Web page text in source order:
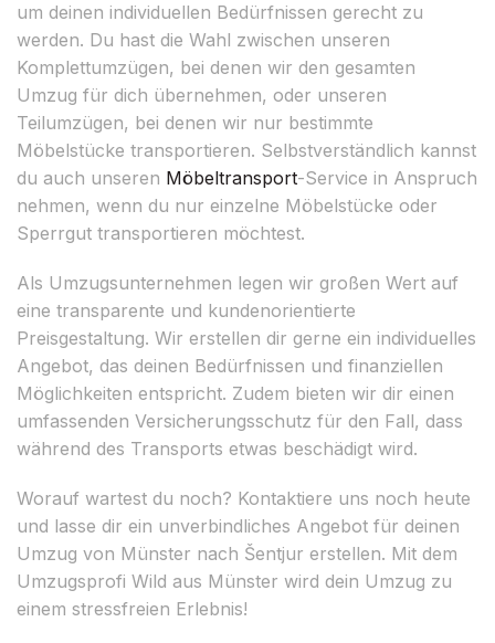
um deinen individuellen Bedürfnissen gerecht zu
werden. Du hast die Wahl zwischen unseren
Komplettumzügen, bei denen wir den gesamten
Umzug für dich übernehmen, oder unseren
Teilumzügen, bei denen wir nur bestimmte
Möbelstücke transportieren. Selbstverständlich kannst
du auch unseren Möbeltransport-Service in Anspruch
nehmen, wenn du nur einzelne Möbelstücke oder
Sperrgut transportieren möchtest.
Als Umzugsunternehmen legen wir großen Wert auf
eine transparente und kundenorientierte
Preisgestaltung. Wir erstellen dir gerne ein individuelles
Angebot, das deinen Bedürfnissen und finanziellen
Möglichkeiten entspricht. Zudem bieten wir dir einen
umfassenden Versicherungsschutz für den Fall, dass
während des Transports etwas beschädigt wird.
Worauf wartest du noch? Kontaktiere uns noch heute
und lasse dir ein unverbindliches Angebot für deinen
Umzug von Münster nach Šentjur erstellen. Mit dem
Umzugsprofi Wild aus Münster wird dein Umzug zu
einem stressfreien Erlebnis!